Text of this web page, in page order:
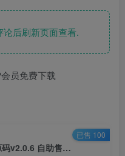
后刷新页面查看.
员免费下载
开源独角数卡自动发卡平台系统源码v2.0.6 自助售卡网站源码
已售 100